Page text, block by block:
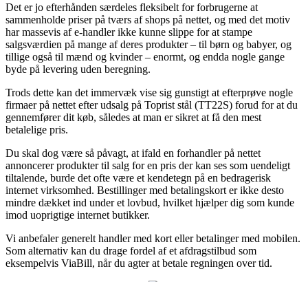
Det er jo efterhånden særdeles fleksibelt for forbrugerne at
sammenholde priser på tværs af shops på nettet, og med det motiv
har massevis af e-handler ikke kunne slippe for at stampe
salgsværdien på mange af deres produkter – til børn og babyer, og
tillige også til mænd og kvinder – enormt, og endda nogle gange
byde på levering uden beregning.
Trods dette kan det immervæk vise sig gunstigt at efterprøve nogle
firmaer på nettet efter udsalg på Toprist stål (TT22S) forud for at du
gennemfører dit køb, således at man er sikret at få den mest
betalelige pris.
Du skal dog være så påvagt, at ifald en forhandler på nettet
annoncerer produkter til salg for en pris der kan ses som uendeligt
tiltalende, burde det ofte være et kendetegn på en bedragerisk
internet virksomhed. Bestillinger med betalingskort er ikke desto
mindre dækket ind under et lovbud, hvilket hjælper dig som kunde
imod uoprigtige internet butikker.
Vi anbefaler generelt handler med kort eller betalinger med mobilen.
Som alternativ kan du drage fordel af et afdragstilbud som
eksempelvis ViaBill, når du agter at betale regningen over tid.